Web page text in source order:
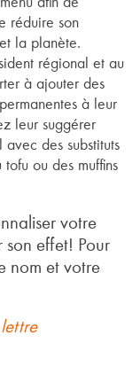
réduire son
la planète.
régional et au
à ajouter des
à leur
leur suggérer
des substituts
ou des muffins
votre
son effet! Pour
nom et votre